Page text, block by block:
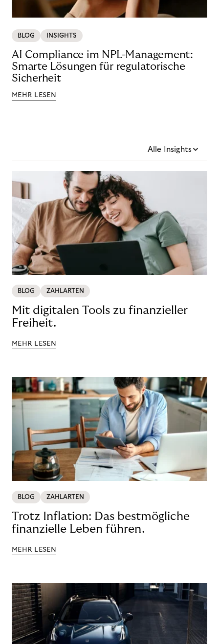
BLOG INSIGHTS
AI Compliance im NPL-Management:
Smarte Lösungen für regulatorische
Sicherheit
MEHR LESEN
Alle Insights
BLOG ZAHLARTEN
Mit digitalen Tools zu finanzieller
Freiheit.
MEHR LESEN
BLOG ZAHLARTEN
Trotz Inflation: Das bestmögliche
finanzielle Leben führen.
MEHR LESEN